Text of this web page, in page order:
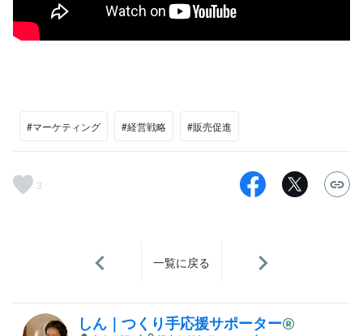
#マーケティング #経営戦略 #販売促進
3
一覧に戻る
しん｜つくり手応援サポーター